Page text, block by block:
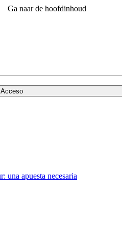
Ga naar de hoofdinhoud
Acceso